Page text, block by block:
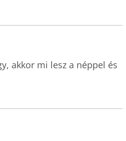
akkor mi lesz a néppel és